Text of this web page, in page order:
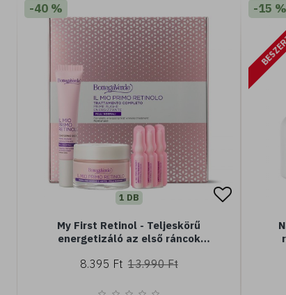
-40 %
1 DB
My First Retinol - Teljeskörű
energetizáló az első ráncok
8.395 Ft 13.990 Ft
-15 %